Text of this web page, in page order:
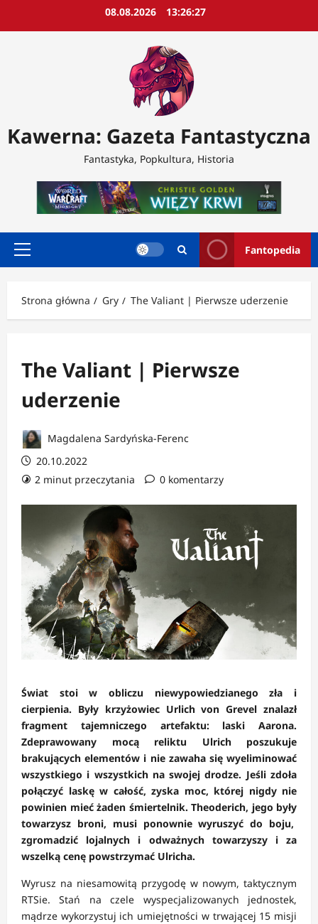
08.08.2026 13:26:29
Kawerna: Gazeta Fantastyczna
Fantastyka, Popkultura, Historia
Menu
Fantopedia
Strona główna Gry The Valiant | Pierwsze uderzenie
The Valiant | Pierwsze
uderzenie
Magdalena Sardyńska-Ferenc
20.10.2022
2 minut przeczytania
0 komentarzy
Świat stoi w obliczu niewypowiedzianego zła i
cierpienia. Były krzyżowiec Urlich von Grevel znalazł
fragment tajemniczego artefaktu: laski Aarona.
Zdeprawowany mocą reliktu Ulrich poszukuje
brakujących elementów i nie zawaha się wyeliminować
wszystkiego i wszystkich na swojej drodze. Jeśli zdoła
połączyć laskę w całość, zyska moc, której nigdy nie
powinien mieć żaden śmiertelnik. Theoderich, jego były
towarzysz broni, musi ponownie wyruszyć do boju,
zgromadzić lojalnych i odważnych towarzyszy i za
wszelką cenę powstrzymać Ulricha.
Wyrusz na niesamowitą przygodę w nowym, taktycznym
RTSie. Stań na czele wyspecjalizowanych jednostek,
mądrze wykorzystuj ich umiejętności w trwającej 15 misji